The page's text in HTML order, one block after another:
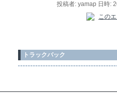
投稿者: yamap 日時:
トラックバック